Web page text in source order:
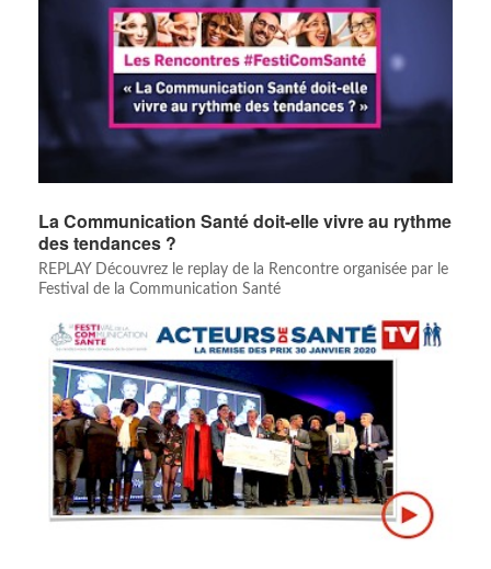
La Communication Santé doit-elle vivre au rythme
des tendances ?
REPLAY Découvrez le replay de la Rencontre organisée par le
Festival de la Communication Santé